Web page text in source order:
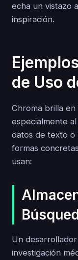
echa un vistazo a
inspiración.
de Uso
Chroma brilla
especialmente
datos de texto o
formas
usan:
Un
investigación